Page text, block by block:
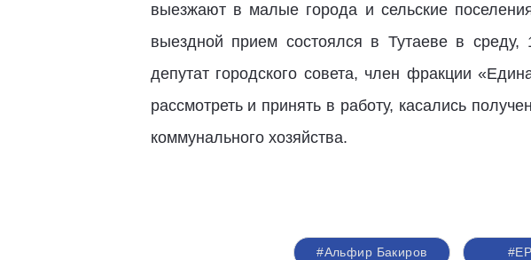
выезжают в малые города и сельские
выездной прием состоялся в Тутаеве в
депутат городского совета, член фракции
рассмотреть и принять в работу, касались
коммунального хозяйства.
#Альфир Бакиров #ЕР